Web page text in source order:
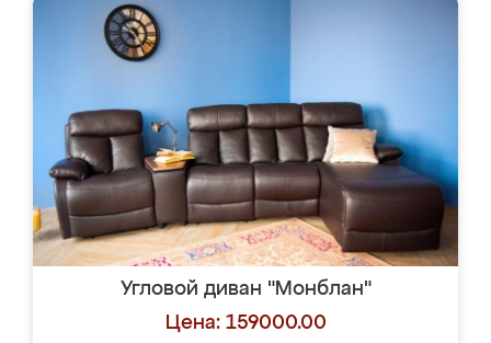
Угловой диван "Монблан"
Цена: 159000.00